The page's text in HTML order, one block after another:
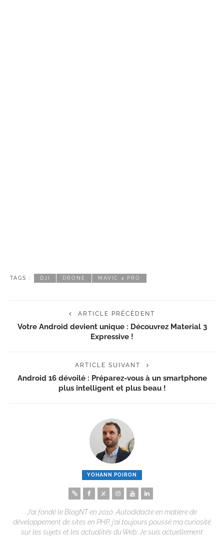
TAGS : DJI DRONE MAVIC 4 PRO
ARTICLE PRÉCÉDENT
Votre Android devient unique : Découvrez Material 3
Expressive !
ARTICLE SUIVANT
Android 16 dévoilé : Préparez-vous à un smartphone
plus intelligent et plus beau !
YOHANN POIRON
J’ai fondé le BlogNT en 2010. Autodidacte en matière de
développement de sites en PHP, j’ai toujours poussé ma curiosité
sur les sujets et les actualités du Web. Je suis actuellement